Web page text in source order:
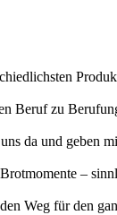
Beruf zu
da und geben
–
Weg für den